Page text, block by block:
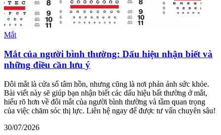
Mắt
Mắt của người bình thường: Dấu hiệu nhận biết và
những điều cần lưu ý
Đôi mắt là cửa sổ tâm hồn, nhưng cũng là nơi phản ánh sức khỏe.
Bài viết này sẽ giúp bạn nhận biết các dấu hiệu bất thường ở mắt,
hiểu rõ hơn về đôi mắt của người bình thường và tầm quan trọng
của việc chăm sóc thị lực. Liên hệ ngay để được tư vấn chuyên sâu!
30/07/2026